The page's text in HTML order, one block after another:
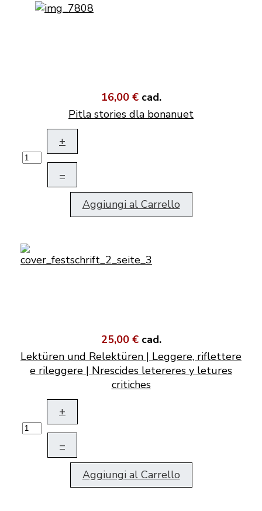
16,00 € cad.
Pitla stories dla bonanuet
+
–
Aggiungi al Carrello
25,00 € cad.
Lektüren und Relektüren | Leggere, riflettere
e rileggere | Nrescides letereres y letures
critiches
+
–
Aggiungi al Carrello